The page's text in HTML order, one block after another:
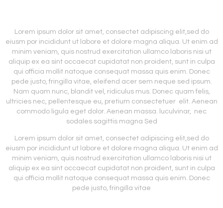
Lorem ipsum dolor sit amet, consectet adipiscing elit,sed do
eiusm por incididunt ut labore et dolore magna aliqua. Ut enim ad
minim veniam, quis nostrud exercitation ullamco laboris nisi ut
aliquip ex ea sint occaecat cupidatat non proident, sunt in culpa
qui officia mollit natoque consequat massa quis enim. Donec
pede justo, fringilla vitae, eleifend acer sem neque sed ipsum.
Nam quam nunc, blandit vel, ridiculus mus. Donec quam felis,
ultricies nec, pellentesque eu, pretium consectetuer elit. Aenean
commodo ligula eget dolor. Aenean massa. luculvinar, nec
sodales sagittis magna Sed
Lorem ipsum dolor sit amet, consectet adipiscing elit,sed do
eiusm por incididunt ut labore et dolore magna aliqua. Ut enim ad
minim veniam, quis nostrud exercitation ullamco laboris nisi ut
aliquip ex ea sint occaecat cupidatat non proident, sunt in culpa
qui officia mollit natoque consequat massa quis enim. Donec
pede justo, fringilla vitae